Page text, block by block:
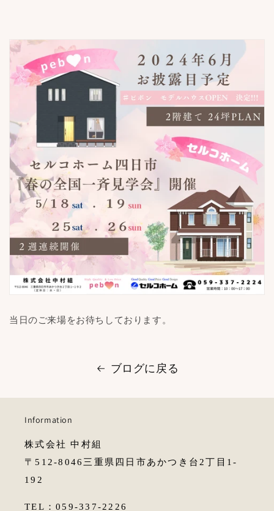
当日のご来場をお待ちしております。
ブログに戻る
Information
株式会社 中村組
〒512-8046​三重県四日市あかつき台2丁目1-
192